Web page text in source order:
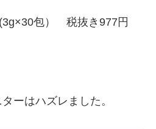
包） 税抜き977円
ーはハズレました。